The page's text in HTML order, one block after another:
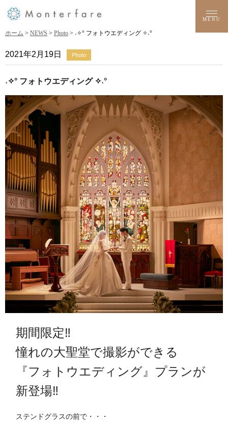
MENU
ホーム > NEWS > Photo > ˖✧° フォトウエディング ✧˖°
2021年2月19日 Photo
˖✧° フォトウエディング ✧˖°
期間限定‼
憧れの大聖堂で撮影ができる
『フォトウエディング』プランが
新登場‼
ステンドグラスの前で・・・